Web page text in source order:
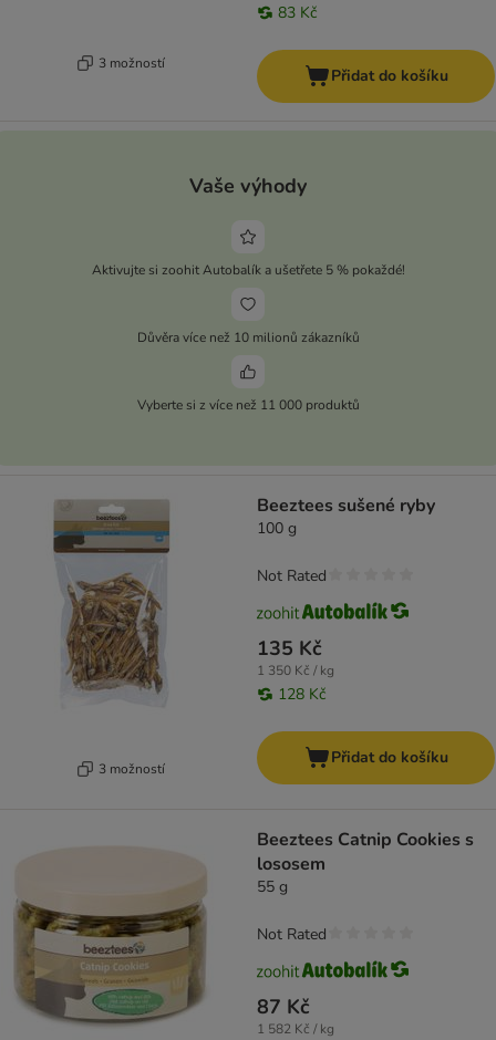
3 možností
83 Kč
Přidat do košíku
Vaše výhody
Aktivujte si zoohit Autobalík a ušetřete 5 % pokaždé!
Důvěra více než 10 milionů zákazníků
Vyberte si z více než 11 000 produktů
3 možností
Beeztees sušené ryby
100 g
135 Kč
1 350 Kč / kg
128 Kč
Not Rated
Přidat do košíku
Beeztees Catnip Cookies s
lososem
55 g
87 Kč
1 582 Kč / kg
Not Rated